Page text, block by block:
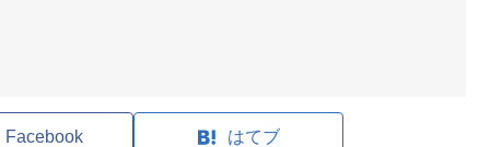
Facebook はてブ